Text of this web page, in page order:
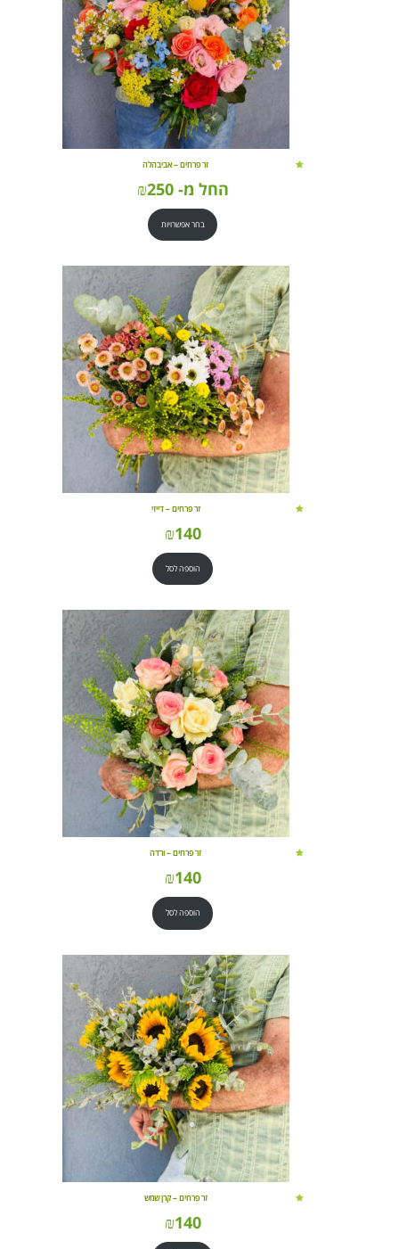
זר פרחים – אביבהלה
החל מ- ₪250
בחר אפשרויות
זר פרחים – דייזי
₪140
הוספה לסל
זר פרחים – ורדה
₪140
הוספה לסל
זר פרחים – קרן שמש
₪140